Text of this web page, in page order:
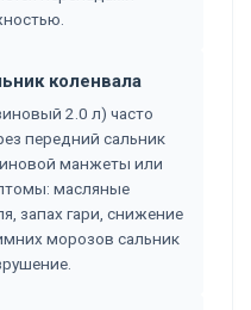
коленвала
2.0 л) часто
передний сальник
манжеты или
масляные
запах гари, снижение
морозов сальник